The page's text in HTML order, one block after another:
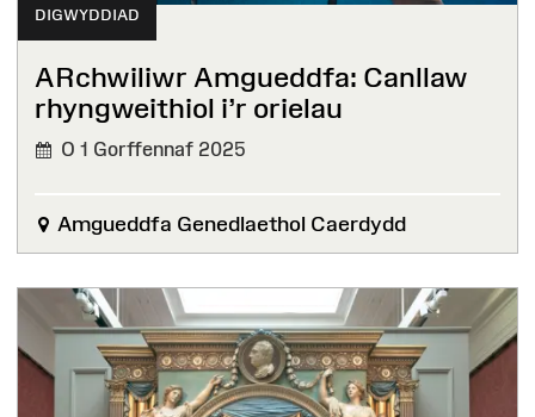
DIGWYDDIAD
ARchwiliwr Amgueddfa: Canllaw
rhyngweithiol i’r orielau
O 1 Gorffennaf 2025
Amgueddfa Genedlaethol Caerdydd